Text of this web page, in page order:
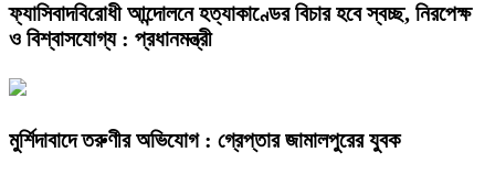
ফ্যাসিবাদবিরোধী আন্দোলনে হত্যাকাণ্ডের বিচার হবে স্বচ্ছ, নিরপেক্ষ
ও বিশ্বাসযোগ্য : প্রধানমন্ত্রী
মুর্শিদাবাদে তরুণীর অভিযোগ : গ্রেপ্তার জামালপুরের যুবক